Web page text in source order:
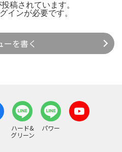
稿されています。
インが必要です。
ーを書く
ハード&
グリーン
パワー